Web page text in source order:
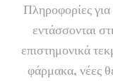
Πληροφορίες
εντάσσονται
επιστημονικά
φάρμακα, νέες